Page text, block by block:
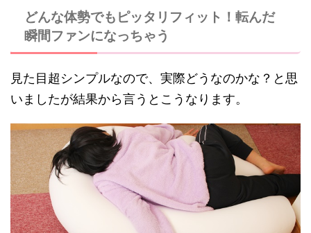
どんな体勢でもピッタリフィット！転んだ
瞬間ファンになっちゃう
見た目超シンプルなので、実際どうなのかな？と思
いましたが結果から言うとこうなります。